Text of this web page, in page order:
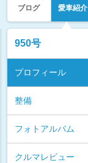
ブログ 愛車紹介
950号
プロフィール
整備
フォトアルバム
クルマレビュー